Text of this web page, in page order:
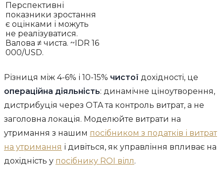
Перспективні
показники зростання
є оцінками і можуть
не реалізуватися.
Валова ≠ чиста. ~IDR 16
000/USD.
Різниця між 4-6% і 10-15% чистої дохідності, це
операційна діяльність: динамічне ціноутворення,
дистрибуція через OTA та контроль витрат, а не
заголовна локація. Моделюйте витрати на
утримання з нашим посібником з податків і витрат
на утримання і дивіться, як управління впливає на
дохідність у посібнику ROI вілл.